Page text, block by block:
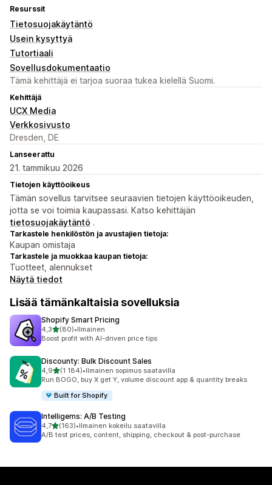
Resurssit
Tietosuojakäytäntö
Usein kysyttyä
Tutortiaali
Sovellusdokumentaatio
Tämä kehittäjä ei tarjoa suoraa tukea kielellä Suomi.
Kehittäjä
UCX Media
Verkkosivusto
Dresden, DE
Lanseerattu
21. tammikuu 2026
Tietojen käyttöoikeus
Tämän sovellus tarvitsee seuraavien tietojen käyttöoikeuden,
jotta se voi toimia kaupassasi. Katso kehittäjän
tietosuojakäytäntö .
Tarkastele henkilöstön ja avustajien tietoja:
Kaupan omistaja
Tarkastele ja muokkaa kaupan tietoja:
Tuotteet, alennukset
Näytä tiedot
Lisää tämänkaltaisia sovelluksia
Shopify Smart Pricing
4,3/ 5 tähteä
(80)
80 arvostelua yhteensä
•Ilmainen
Boost profit with AI-driven price tips
Discounty: Bulk Discount Sales
4,9/ 5 tähteä
(1 184)
1184 arvostelua yhteensä
•Ilmainen sopimus saatavilla
Run BOGO, buy X get Y, volume discount app & quantity breaks
Built for Shopify
Intelligems: A/B Testing
4,7/ 5 tähteä
(163)
163 arvostelua yhteensä
•Ilmainen kokeilu saatavilla
A/B test prices, content, shipping, checkout & post-purchase